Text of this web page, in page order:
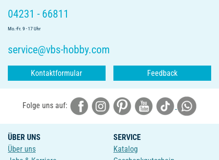
04231 - 66811
Mo.-Fr. 9 - 17 Uhr
service@vbs-hobby.com
Kontaktformular Feedback
Folge uns auf:
ÜBER UNS
Über uns
SERVICE
Katalog